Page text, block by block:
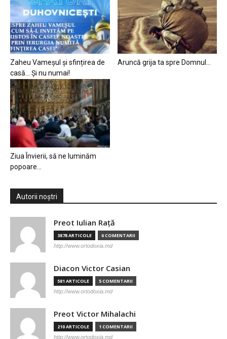
Zaheu Vameșul și sfințirea de
casă… Și nu numai!
Aruncă grija ta spre Domnul…
Ziua Învierii, să ne luminăm
popoare…
Autorii noștri
Preot Iulian Raţă
3878 ARTICOLE 6 COMENTARII
http://www.ortodoxia.md
Diacon Victor Casian
581 ARTICOLE 5 COMENTARII
http://www.ortodoxia.md
Preot Victor Mihalachi
210 ARTICOLE 1 COMENTARII
http://www.ortodoxia.md